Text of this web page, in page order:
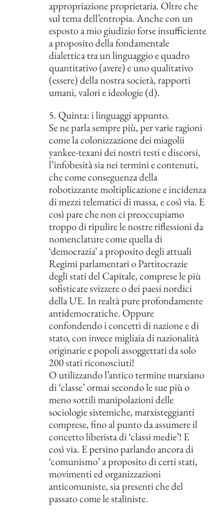
appropriazione proprietaria. Oltre che
sul tema dell’entropia. Anche con un
esposto a mio giudizio forse insufficiente
a proposito della fondamentale
dialettica tra un linguaggio e quadro
quantitativo (avere) e uno qualitativo
(essere) della nostra società, rapporti
umani, valori e ideologie (d).
5. Quinta: i linguaggi appunto.
Se ne parla sempre più, per varie ragioni
come la colonizzazione dei miagolii
yankee-texani dei nostri testi e discorsi,
l’infobesità sia nei termini e contenuti,
che come conseguenza della
robotizzante moltiplicazione e incidenza
di mezzi telematici di massa, e così via. E
così pare che non ci preoccupiamo
troppo di ripulire le nostre riflessioni da
nomenclature come quella di
‘democrazia’ a proposito degli attuali
Regimi parlamentari o Partitocrazie
degli stati del Capitale, comprese le più
sofisticate svizzere o dei paesi nordici
della UE. In realtà pure profondamente
antidemocratiche. Oppure
confondendo i concetti di nazione e di
stato, con invece migliaia di nazionalità
originarie e popoli assoggettati da solo
200 stati riconosciuti!
O utilizzando l’antico termine marxiano
di ‘classe’ ormai secondo le sue più o
meno sottili manipolazioni delle
sociologie sistemiche, marxisteggianti
comprese, fino al punto da assumere il
concetto liberista di ‘classi medie’! E
così via. E persino parlando ancora di
‘comunismo’ a proposito di certi stati,
movimenti ed organizzazioni
anticomuniste, sia presenti che del
passato come le staliniste.